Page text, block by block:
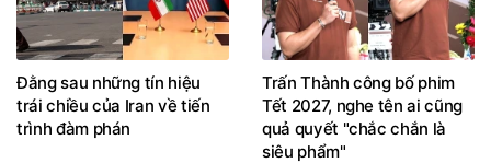
Đằng sau những tín hiệu
trái chiều của Iran về tiến
trình đàm phán
Trấn Thành công bố phim
Tết 2027, nghe tên ai cũng
quả quyết "chắc chắn là
siêu phẩm"